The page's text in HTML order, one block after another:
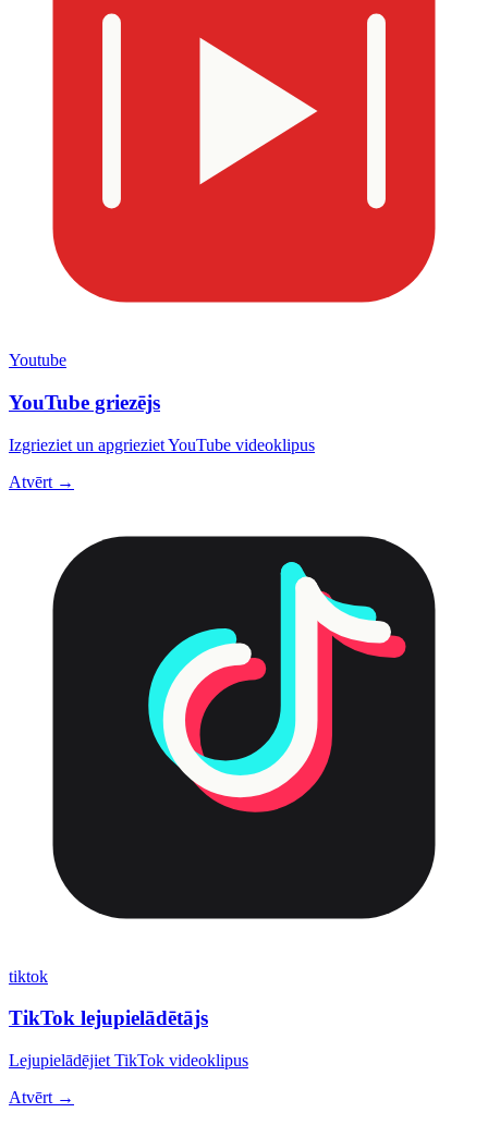
Youtube
YouTube griezējs
Izgrieziet un apgrieziet YouTube videoklipus
Atvērt →
tiktok
TikTok lejupielādētājs
Lejupielādējiet TikTok videoklipus
Atvērt →